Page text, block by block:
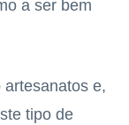
a ser bem
e,
tipo de